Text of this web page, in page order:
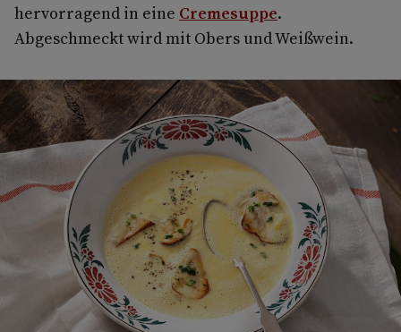
hervorragend in eine Cremesuppe.
Abgeschmeckt wird mit Obers und Weißwein.